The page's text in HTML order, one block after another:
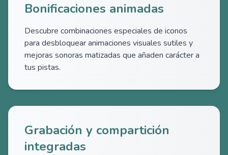
Bonificaciones animadas
Descubre combinaciones especiales de iconos
para desbloquear animaciones visuales sutiles y
mejoras sonoras matizadas que añaden carácter a
tus pistas.
Grabación y compartición
integradas